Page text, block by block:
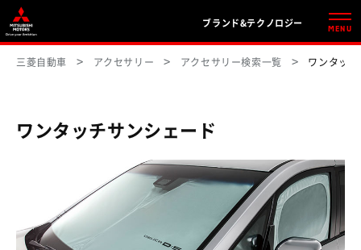
ブランド&テクノロジー
MENU
三菱自動車 アクセサリー アクセサリー検索一覧 ワンタッ
ワンタッチサンシェード